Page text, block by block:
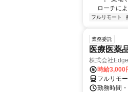
ローチに
フルリモート
業務委託
医療医薬
株式会社
時給3,000
フルリモー
勤務時間